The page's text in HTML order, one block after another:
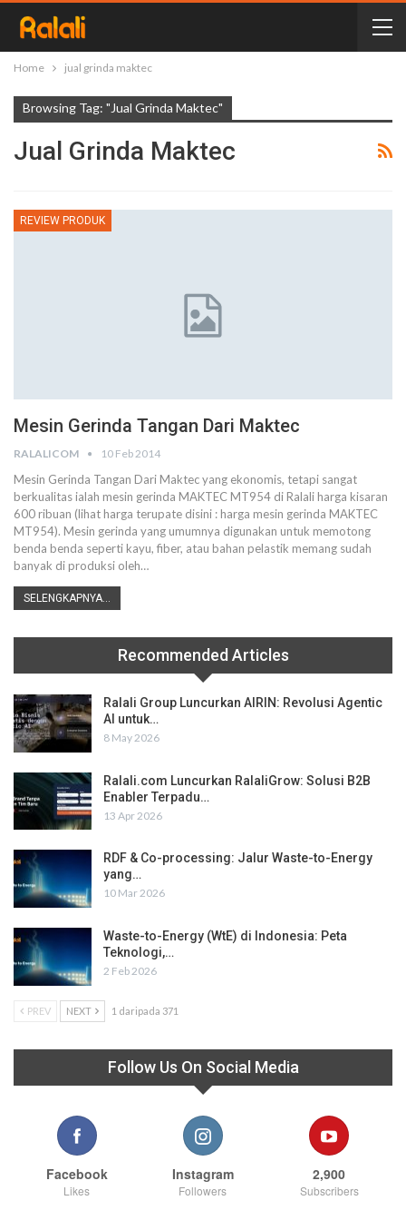
Home jual grinda maktec
Browsing Tag: "jual Grinda Maktec"
Jual Grinda Maktec
REVIEW PRODUK
Mesin Gerinda Tangan Dari Maktec
RALALICOM 10 Feb 2014
Mesin Gerinda Tangan Dari Maktec yang ekonomis, tetapi sangat
berkualitas ialah mesin gerinda MAKTEC MT954 di Ralali harga kisaran
600 ribuan (lihat harga terupate disini : harga mesin gerinda MAKTEC
MT954). Mesin gerinda yang umumnya digunakan untuk memotong
benda benda seperti kayu, fiber, atau bahan pelastik memang sudah
banyak di produksi oleh…
SELENGKAPNYA...
Recommended Articles
Ralali Group Luncurkan AIRIN: Revolusi Agentic
AI untuk…
8 May 2026
Ralali.com Luncurkan RalaliGrow: Solusi B2B
Enabler Terpadu…
13 Apr 2026
RDF & Co-processing: Jalur Waste-to-Energy
yang…
10 Mar 2026
Waste-to-Energy (WtE) di Indonesia: Peta
Teknologi,…
2 Feb 2026
PREV NEXT 1 daripada 371
Follow Us On Social Media
Facebook
Likes
Instagram
Followers
2,900
Subscribers